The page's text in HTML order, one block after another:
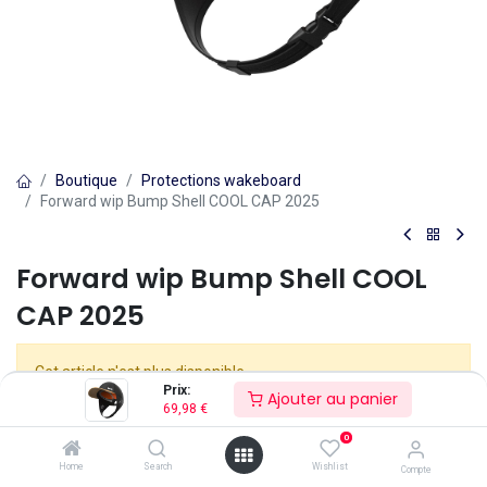
Prix:
69,98 € Ajouter au panier
Home Search
0
Wishlist Compte
Boutique
Protections wakeboard
Forward wip Bump Shell COOL CAP 2025
Forward wip Bump Shell COOL
CAP 2025
Cet article n'est plus disponible.